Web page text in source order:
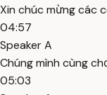
Xin chúc mừng các
04:57
Speaker A
Chúng mình cùng
05:03